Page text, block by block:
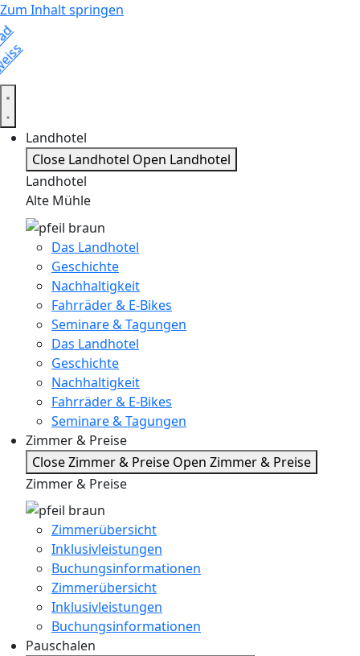
Zum Inhalt springen
Landhotel
Close Landhotel Open Landhotel
Landhotel
Alte Mühle
Das Landhotel
Geschichte
Nachhaltigkeit
Fahrräder & E-Bikes
Seminare & Tagungen
Das Landhotel
Geschichte
Nachhaltigkeit
Fahrräder & E-Bikes
Seminare & Tagungen
Zimmer & Preise
Close Zimmer & Preise Open Zimmer & Preise
Zimmer & Preise
Zimmerübersicht
Inklusivleistungen
Buchungsinformationen
Zimmerübersicht
Inklusivleistungen
Buchungsinformationen
Pauschalen